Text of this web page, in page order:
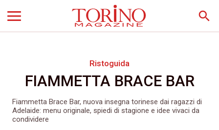
search
Ristoguida
FIAMMETTA BRACE BAR
Fiammetta Brace Bar, nuova insegna torinese dai ragazzi di
Adelaide: menu originale, spiedi di stagione e idee vivaci da
condividere